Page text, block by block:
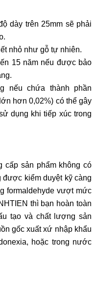
dày trên 25mm sẽ phải
nhỏ như gỗ tự nhiên.
15 năm nếu được bảo
nếu chứa thành phần
hơn 0,02%) có thể gây
dụng khi tiếp xúc trong
cấp sản phẩm không có
được kiểm duyệt kỹ càng
formaldehyde vượt mức
thì bạn hoàn toàn
tạo và chất lượng sản
gốc xuất xứ nhập khẩu
hoặc trong nước